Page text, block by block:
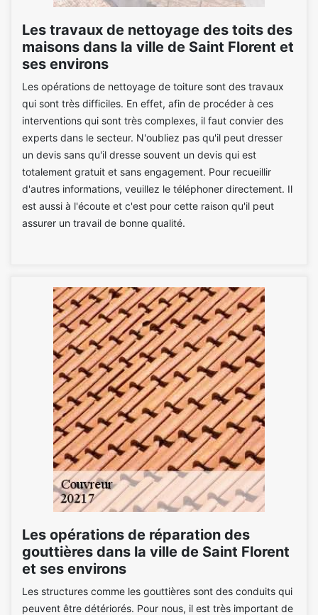
Les travaux de nettoyage des toits des
maisons dans la ville de Saint Florent et
ses environs
Les opérations de nettoyage de toiture sont des travaux
qui sont très difficiles. En effet, afin de procéder à ces
interventions qui sont très complexes, il faut convier des
experts dans le secteur. N'oubliez pas qu'il peut dresser
un devis sans qu'il dresse souvent un devis qui est
totalement gratuit et sans engagement. Pour recueillir
d'autres informations, veuillez le téléphoner directement. Il
est aussi à l'écoute et c'est pour cette raison qu'il peut
assurer un travail de bonne qualité.
Les opérations de réparation des
gouttières dans la ville de Saint Florent
et ses environs
Les structures comme les gouttières sont des conduits qui
peuvent être détériorés. Pour nous, il est très important de